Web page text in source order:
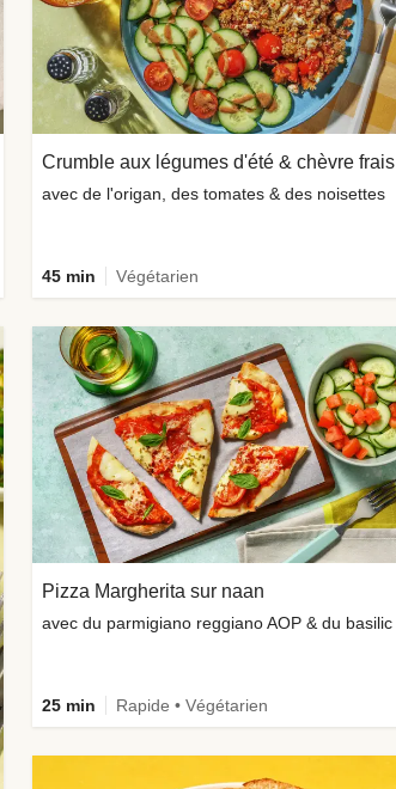
Crumble aux légumes d'été & chèvre frais
avec de l'origan, des tomates & des noisettes
45 min Végétarien
Pizza Margherita sur naan
avec du parmigiano reggiano AOP & du basilic
25 min Rapide • Végétarien